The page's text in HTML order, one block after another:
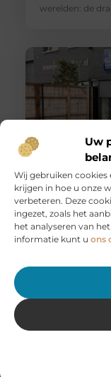
Uw
Wij gebruiken
krijgen in hoe u onze
verbeteren. Deze
ingezet, zoals het
het analyseren van
informatie kunt u ons
werelden: de
Huur een
Voor elk
Bij JobCar in
het huren van